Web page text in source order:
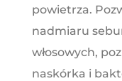
powietrza.
nadmiaru
włosowych,
naskórka i